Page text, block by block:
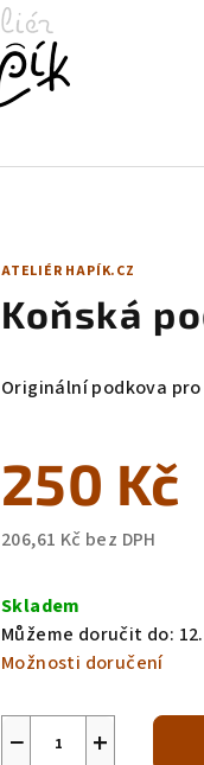
ATELIÉR HAPÍK.CZ
Koňská
Originální podkova
250 Kč
206,61 Kč bez DPH
cena:
Skladem
Můžeme doručit do:
Možnosti doručení
+
−